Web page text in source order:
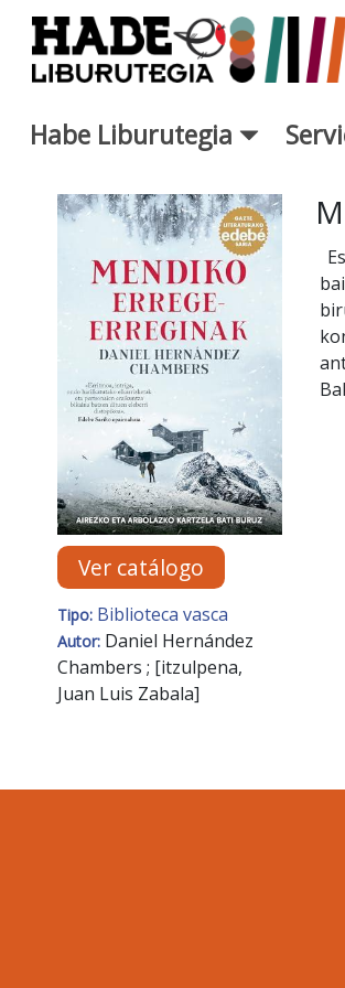
Saltar al contenido principal
Habe Liburutegia
Ficha de
Ver catálogo
Tipo: Biblioteca vasca
Autor: Daniel Hernández
Chambers ; [itzulpena,
Juan Luis Zabala]